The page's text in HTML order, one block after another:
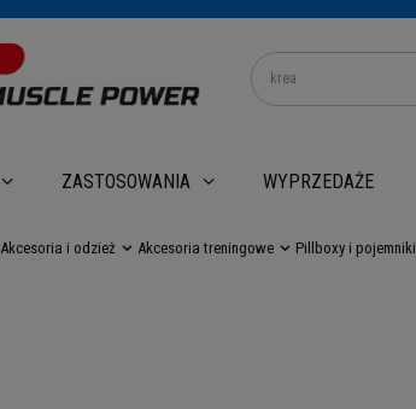
ZASTOSOWANIA WYPRZEDAŻE
Akcesoria i odzież Akcesoria treningowe Pillboxy i pojemniki